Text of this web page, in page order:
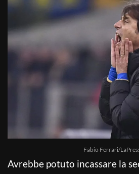
Fabio Ferrari/
Avrebbe potuto incassare la